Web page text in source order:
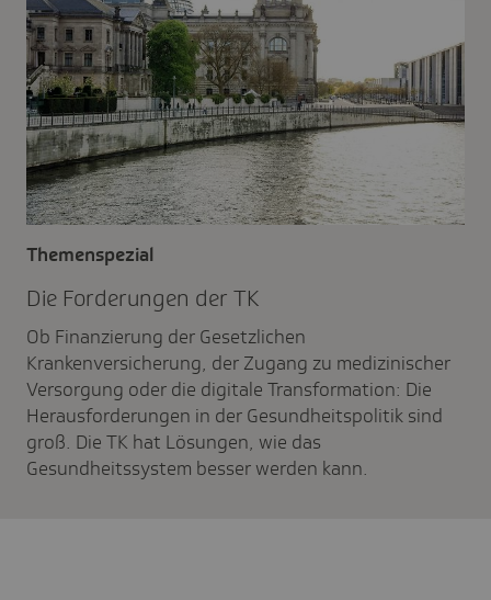
Die Forde­rungen der TK
Themenspezial
Ob Finanzierung der Gesetzlichen
Krankenversicherung, der Zugang zu medizinischer
Versorgung oder die digitale Transformation: Die
Herausforderungen in der Gesundheitspolitik sind
groß. Die TK hat Lösungen, wie das
Gesundheitssystem besser werden kann.